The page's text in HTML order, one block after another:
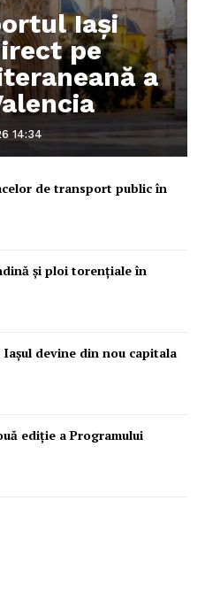
Iași
pe
a
14:34
de transport public în
şi ploi torenţiale în
devine din nou capitala
ediție a Programului